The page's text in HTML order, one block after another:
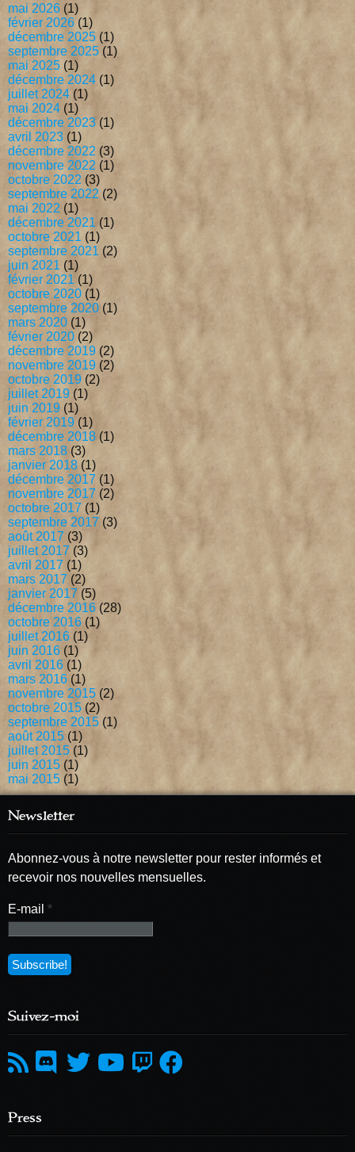
mai 2026 (1)
février 2026 (1)
décembre 2025 (1)
septembre 2025 (1)
mai 2025 (1)
décembre 2024 (1)
juillet 2024 (1)
mai 2024 (1)
décembre 2023(1)
avril 2023 (1)
décembre 2022 (3)
novembre 2022 (1)
octobre 2022 (3)
septembre 2022 (2)
mai 2022 (1)
décembre 2021 (1)
octobre 2021 (1)
septembre 2021 (2)
juin 2021 (1)
février 2021 (1)
octobre 2020 (1)
septembre 2020 (1)
mars 2020 (1)
février 2020 (2)
décembre 2019 (2)
novembre 2019 (2)
octobre 2019 (2)
juillet 2019 (1)
juin 2019 (1)
février 2019 (1)
décembre 2018 (1)
mars 2018 (3)
janvier 2018 (1)
décembre 2017 (1)
novembre 2017 (2)
octobre 2017 (1)
septembre 2017 (3)
août 2017 (3)
juillet 2017 (3)
avril 2017 (1)
mars 2017 (2)
janvier 2017 (5)
décembre 2016 (28)
octobre 2016 (1)
juillet 2016 (1)
juin 2016 (1)
avril 2016 (1)
mars 2016 (1)
novembre 2015 (2)
octobre 2015 (2)
septembre 2015 (1)
août 2015 (1)
juillet 2015 (1)
juin 2015 (1)
mai 2015 (1)
Newsletter
Abonnez-vous à notre newsletter pour rester informés et
recevoir nos nouvelles mensuelles.
E-mail *
Suivez-moi
Press